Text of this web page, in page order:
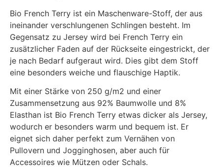
Bio French Terry ist ein Maschenware-Stoff, der aus
ineinander verschlungenen Schlingen besteht. Im
Gegensatz zu Jersey wird bei French Terry ein
zusätzlicher Faden auf der Rückseite eingestrickt, der
je nach Bedarf aufgeraut wird. Dies gibt dem Stoff
eine besonders weiche und flauschige Haptik.
Mit einer Stärke von 250 g/m2 und einer
Zusammensetzung aus 92% Baumwolle und 8%
Elasthan ist Bio French Terry etwas dicker als Jersey,
wodurch er besonders warm und bequem ist. Er
eignet sich daher perfekt zum Vernähen von
Pullovern und Jogginghosen, aber auch für
Accessoires wie Mützen oder Schals.